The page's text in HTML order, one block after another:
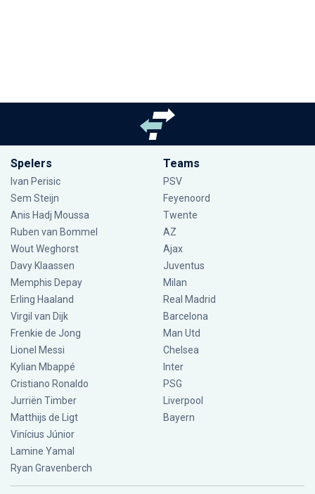
Spelers
Ivan Perisic
Sem Steijn
Anis Hadj Moussa
Ruben van Bommel
Wout Weghorst
Davy Klaassen
Memphis Depay
Erling Haaland
Virgil van Dijk
Frenkie de Jong
Lionel Messi
Kylian Mbappé
Cristiano Ronaldo
Jurriën Timber
Matthijs de Ligt
Vinícius Júnior
Lamine Yamal
Ryan Gravenberch
Teams
PSV
Feyenoord
Twente
AZ
Ajax
Juventus
Milan
Real Madrid
Barcelona
Man Utd
Chelsea
Inter
PSG
Liverpool
Bayern